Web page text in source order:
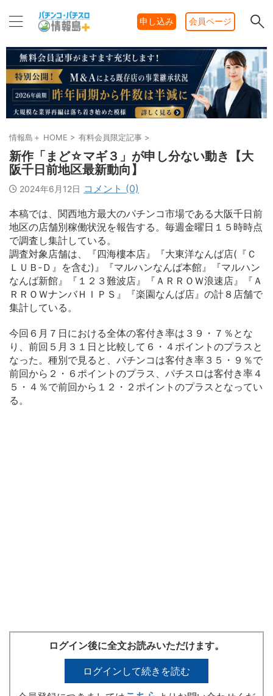
申し込み 会員ページ
情報島＋ HOME > 有料会員限定記事 >
新作「まど☆マギ３」が申し分ない動き【大
阪千日前地区最新動向】
2024年6月12日 コメント (0)
本稿では、関西地方最大のパチンコ市場である大阪千日前
地区の店舗別稼働状況を報告する。毎週金曜日１５時時点
で調査し集計している。
調査対象店舗は、『四海樓本店』『大東洋なんば店(『Ｃ
ＬＵＢ‐Ｄ』を含む)』『マルハンなんば本館』『マルハン
なんば新館』『１２３難波店』『ＡＲＲＯＷ浪速店』『Ａ
ＲＲＯＷナンバＨＩＰＳ』『楽園なんば店』の計８店舗で
集計している。
今回６月７日における全体の客付き率は３９・７％とな
り、前回５月３１日と比較して６・４ポイントのプラスと
なった。種別で見ると、パチンコは客付き率３５・９％で
前回から２・６ポイントのプラス、パチスロは客付き率４
５・４％で前回から１２・２ポイントのプラスとなってい
る。
ログイン後に全文お読みいただけます。
ログインして続きを読む